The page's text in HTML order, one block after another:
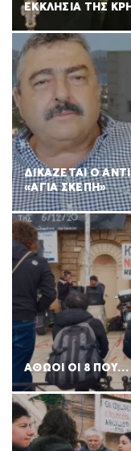
ΕΚΚΛΗΣΙΑ ΤΗΣ
ΔΙΚΑΖΕΤΑΙ Ο
«ΑΓΙΑ ΣΚΕΠΗ»
ΑΘΩΟΙ ΟΙ 8